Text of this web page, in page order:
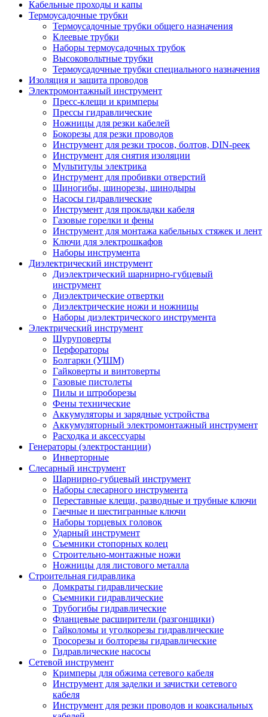
Кабельные проходы и капы
Термоусадочные трубки
Термоусадочные трубки общего назначения
Клеевые трубки
Наборы термоусадочных трубок
Высоковольтные трубки
Термоусадочные трубки специального назначения
Изоляция и защита проводов
Электромонтажный инструмент
Пресс-клещи и кримперы
Прессы гидравлические
Ножницы для резки кабелей
Бокорезы для резки проводов
Инструмент для резки тросов, болтов, DIN-реек
Инструмент для снятия изоляции
Мультитулы электрика
Инструмент для пробивки отверстий
Шиногибы, шинорезы, шинодыры
Насосы гидравлические
Инструмент для прокладки кабеля
Газовые горелки и фены
Инструмент для монтажа кабельных стяжек и лент
Ключи для электрошкафов
Наборы инструмента
Диэлектрический инструмент
Диэлектрический шарнирно-губцевый
инструмент
Диэлектрические отвертки
Диэлектрические ножи и ножницы
Наборы диэлектрического инструмента
Электрический инструмент
Шуруповерты
Перфораторы
Болгарки (УШМ)
Гайковерты и винтоверты
Газовые пистолеты
Пилы и штроборезы
Фены технические
Аккумуляторы и зарядные устройства
Аккумуляторный электромонтажный инструмент
Расходка и аксессуары
Генераторы (электростанции)
Инверторные
Слесарный инструмент
Шарнирно-губцевый инструмент
Наборы слесарного инструмента
Переставные клещи, разводные и трубные ключи
Гаечные и шестигранные ключи
Наборы торцевых головок
Ударный инструмент
Съемники стопорных колец
Строительно-монтажные ножи
Ножницы для листового металла
Строительная гидравлика
Домкраты гидравлические
Съемники гидравлические
Трубогибы гидравлические
Фланцевые расширители (разгонщики)
Гайколомы и уголкорезы гидравлические
Тросорезы и болторезы гидравлические
Гидравлические насосы
Сетевой инструмент
Кримперы для обжима сетевого кабеля
Инструмент для заделки и зачистки сетевого
кабеля
Инструмент для резки проводов и коаксиальных